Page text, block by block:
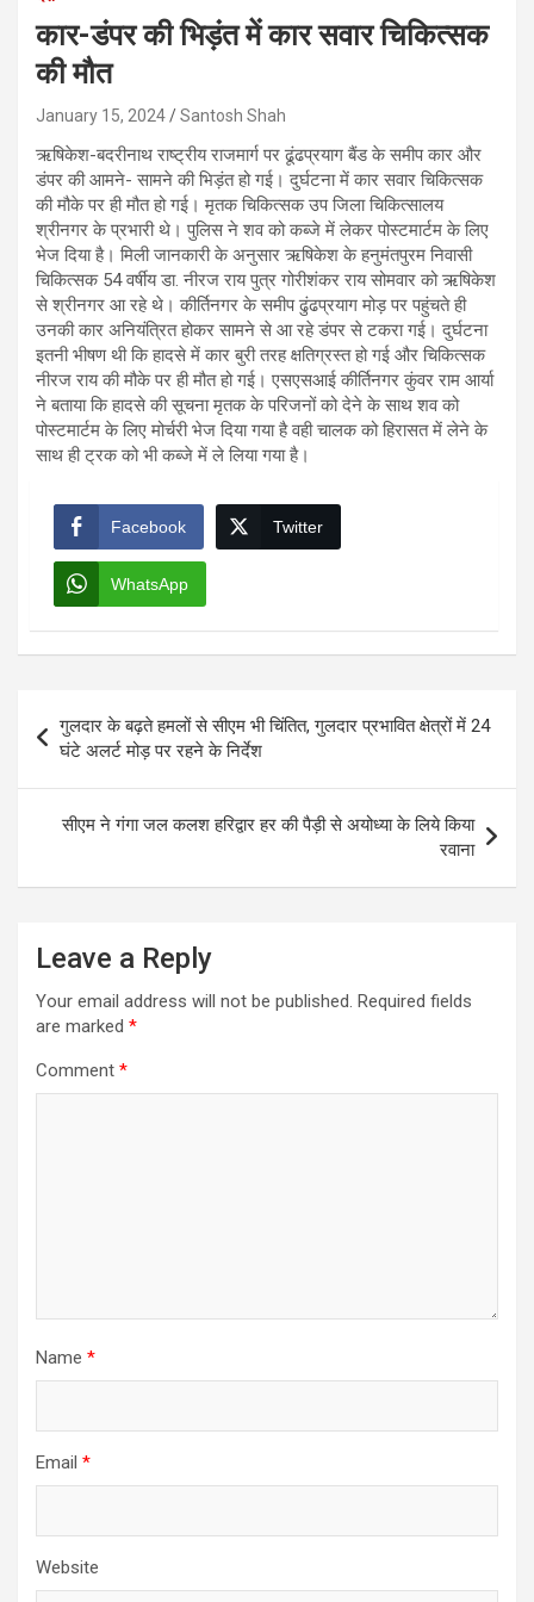
कार-डंपर की भिड़ंत में कार सवार चिकित्सक
की मौत
January 15, 2024 Santosh Shah
ऋषिकेश-बदरीनाथ राष्ट्रीय राजमार्ग पर ढूंढप्रयाग बैंड के समीप कार और
डंपर की आमने- सामने की भिड़ंत हो गई। दुर्घटना में कार सवार चिकित्सक
की मौके पर ही मौत हो गई। मृतक चिकित्सक उप जिला चिकित्सालय
श्रीनगर के प्रभारी थे। पुलिस ने शव को कब्जे में लेकर पोस्टमार्टम के लिए
भेज दिया है। मिली जानकारी के अनुसार ऋषिकेश के हनुमंतपुरम निवासी
चिकित्सक 54 वर्षीय डा. नीरज राय पुत्र गोरीशंकर राय सोमवार को ऋषिकेश
से श्रीनगर आ रहे थे। कीर्तिनगर के समीप ढुंढप्रयाग मोड़ पर पहुंचते ही
उनकी कार अनियंत्रित होकर सामने से आ रहे डंपर से टकरा गई। दुर्घटना
इतनी भीषण थी कि हादसे में कार बुरी तरह क्षतिग्रस्त हो गई और चिकित्सक
नीरज राय की मौके पर ही मौत हो गई। एसएसआई कीर्तिनगर कुंवर राम आर्या
ने बताया कि हादसे की सूचना मृतक के परिजनों को देने के साथ शव को
पोस्टमार्टम के लिए मोर्चरी भेज दिया गया है वही चालक को हिरासत में लेने के
साथ ही ट्रक को भी कब्जे में ले लिया गया है।
Facebook Twitter
WhatsApp
navigation
गुलदार के बढ़ते हमलों से सीएम भी चिंतित, गुलदार प्रभावित क्षेत्रों में 24
घंटे अलर्ट मोड़ पर रहने के निर्देश
सीएम ने गंगा जल कलश हरिद्वार हर की पैड़ी से अयोध्या के लिये किया
रवाना
Leave a Reply
Your email address will not be published. Required fields
are marked *
Comment *
Name *
Email *
Website